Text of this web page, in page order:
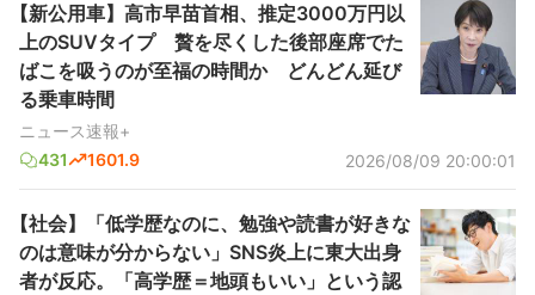
【新公用車】高市早苗首相、推定3000万円以
上のSUVタイプ 贅を尽くした後部座席でた
ばこを吸うのが至福の時間か どんどん延び
る乗車時間
ニュース速報+
431
1601.9 2026/08/09 20:00:01
【社会】「低学歴なのに、勉強や読書が好きな
のは意味が分からない」SNS炎上に東大出身
者が反応。「高学歴＝地頭もいい」という認